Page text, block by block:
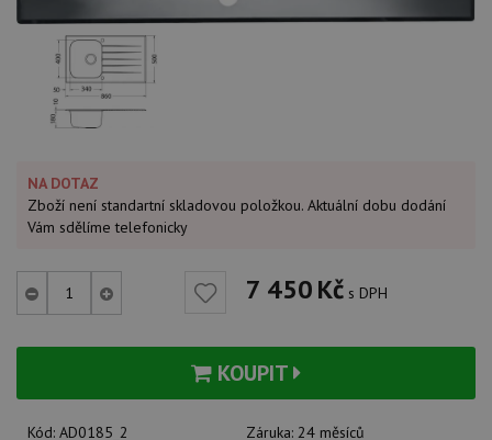
NA DOTAZ
Zboží není standartní skladovou položkou. Aktuální dobu dodání
Vám sdělíme telefonicky
7 450Kč s DPH
KOUPIT
Kód: AD0185_2 Záruka: 24 měsíců